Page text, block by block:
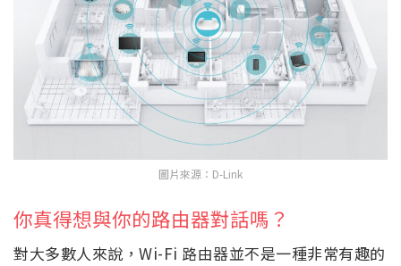
圖片來源：D-Link
你真得想與你的路由器對話嗎？
對大多數人來說，Wi-Fi 路由器並不是一種非常有趣的